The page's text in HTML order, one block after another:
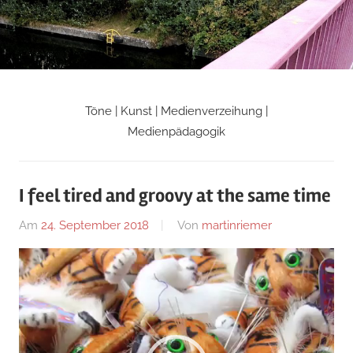
Zum
Inhalt
springen
Martin
Blog
Töne | Kunst | Medienverzeihung |
Medienpädagogik
I feel tired and groovy at the same time
Am 24. September 2018 Von martinriemer
Uncategorized
Video-
Player